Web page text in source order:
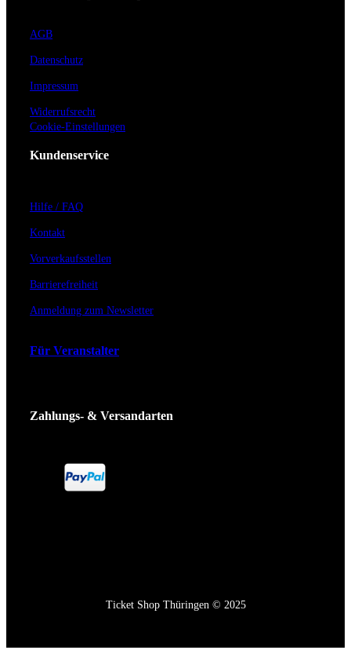
AGB
Datenschutz
Impressum
Widerrufsrecht
Cookie-Einstellungen
Kundenservice
Hilfe / FAQ
Kontakt
Vorverkaufsstellen
Barrierefreiheit
Anmeldung zum Newsletter
Für Veranstalter
Zahlungs- & Versandarten
Ticket Shop Thüringen © 2025